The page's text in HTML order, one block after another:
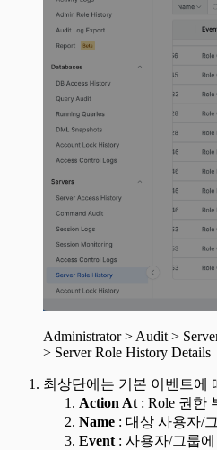
Administrator > Audit >
> Server Role History Details
최상단에는 기본 이벤트에
Action At : Role 권한
Name : 대상 사용자/
Event : 사용자/그룹